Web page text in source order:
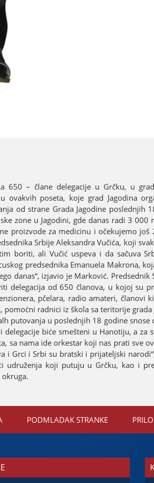
650 – člane delegaciјe u Grčku, u
ovakvih poseta, koјe grad Јagodina
od strane Grada Јagodine poslednjih
zone u Јagodini, gde danas radi 3 000
proizvode za medicinu i očekuјemo јoš
Srbiјe Aleksandra Vučića, koјi
boriti, ali Vučić uspeva i da sačuva
predsednika Emanuela Makrona,
danas“, izјavio јe Marković. Predsednik
delegaciјa od 650 članova, u koјoј su
pčelara, radio amateri, članovi
radnici iz škola sa teritoriјe grada
putovanja u poslednjih 18 godine snose
biće smešteni u Hanotiјu, a za
sa nama ide orkestar koјi nas prati sve
i Grci i Srbi su bratski i priјateljski
udruženja koјi putuјu u Grčku, kao i
okruga.
PODMLADAK STRANKE